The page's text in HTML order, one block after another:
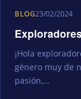
BLOG23/02/2024
¡Hola
género muy de
pasión,…